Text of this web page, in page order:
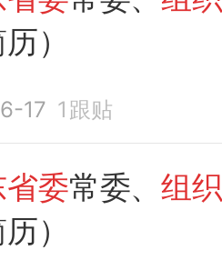
）
17 1 跟贴
委常委、组织
）